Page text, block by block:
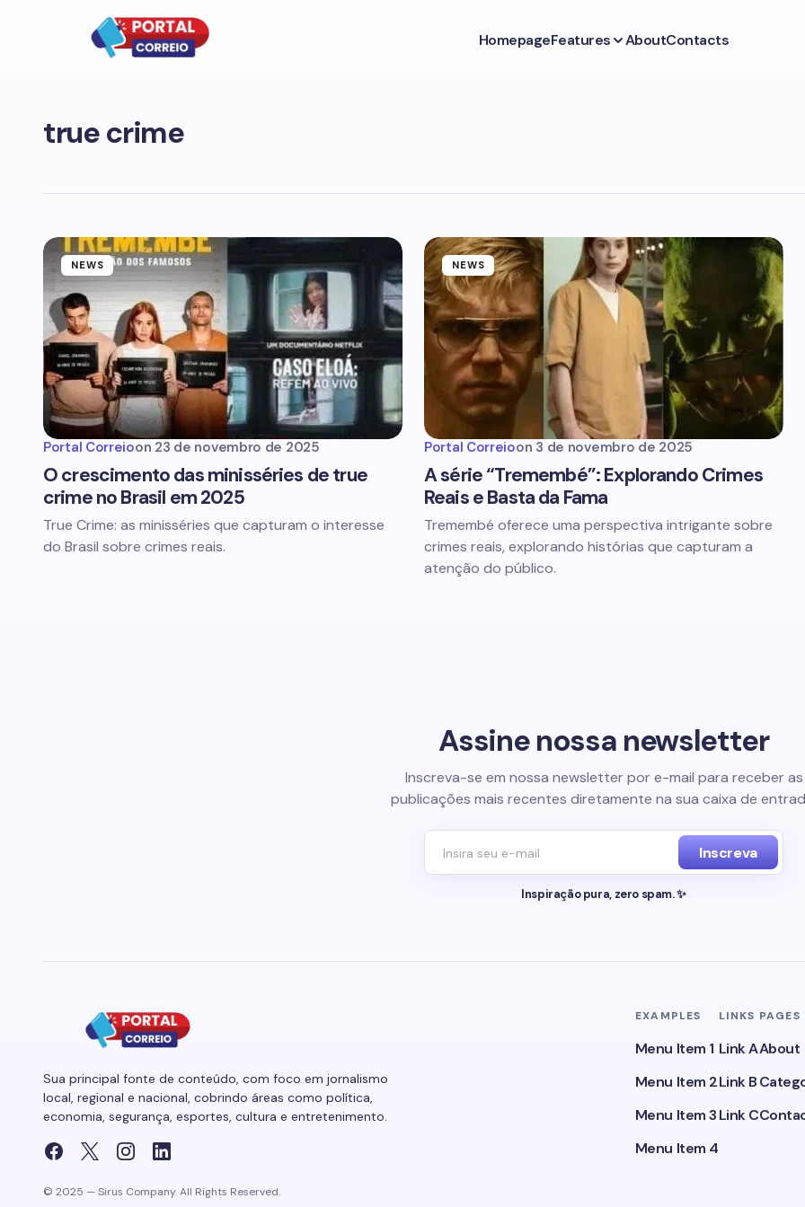
HomepageFeatures AboutContacts
true crime
NEWS
Portal Correioon 23 de novembro de 2025
O crescimento das minisséries de true
crime no Brasil em 2025
True Crime: as minisséries que capturam o interesse
do Brasil sobre crimes reais.
NEWS
Portal Correioon 3 de novembro de 2025
A série “Tremembé”: Explorando Crimes
Reais e Basta da Fama
Tremembé oferece uma perspectiva intrigante sobre
crimes reais, explorando histórias que capturam a
atenção do público.
Assine nossa newsletter
Inscreva-se em nossa newsletter por e-mail para receber as
publicações mais recentes diretamente na sua caixa de
Inscreva
Inspiração pura, zero spam. ✨
Sua principal fonte de conteúdo, com foco em jornalismo
local, regional e nacional, cobrindo áreas como política,
economia, segurança, esportes, cultura e entretenimento.
EXAMPLES
Menu Item 1
Menu Item 2
Menu Item 3
Menu Item 4
LINKS
Link A
Link B
Link C
PAGES
About
© 2025 — Sirus Company. All Rights Reserved.